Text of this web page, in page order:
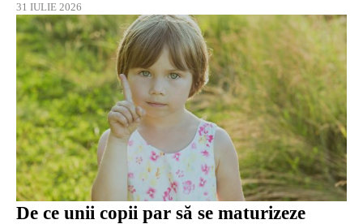
31 IULIE 2026
De ce unii copii par să se maturizeze